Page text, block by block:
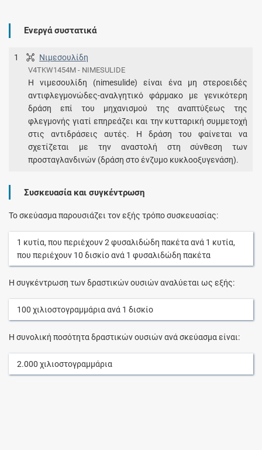
Ενεργά συστατικά
1 Νιμεσουλίδη
V4TKW1454M - NIMESULIDE
Η νιμεσουλίδη (nimesulide) είναι ένα μη στεροειδές
αντιφλεγμονώδες-αναλγητικό φάρμακο με γενικότερη
δράση επί του μηχανισμού της αναπτύξεως της
φλεγμονής γιατί επηρεάζει και την κυτταρική συμμετοχή
στις αντιδράσεις αυτές. Η δράση του φαίνεται να
σχετίζεται με την αναστολή στη σύνθεση των
προσταγλανδινών (δράση στο ένζυμο κυκλοοξυγενάση).
Συσκευασία και συγκέντρωση
Το σκεύασμα παρουσιάζει τον εξής τρόπο συσκευασίας:
1 κυτία, που περιέχουν2φυσαλιδώδη πακέταανά 1 κυτία,
που περιέχουν 10 δισκίοανά 1 φυσαλιδώδη πακέτα
Η συγκέντρωση των δραστικών ουσιών αναλύεται ως εξής:
100 χιλιοστογραμμάριαανά 1 δισκίο
Η συνολική ποσότητα δραστικών ουσιών ανά σκεύασμα είναι:
2.000 χιλιοστογραμμάρια